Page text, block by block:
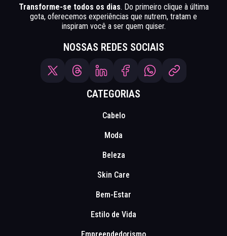
Transforme-se todos os dias. Do primeiro clique à última
gota, oferecemos experiências que nutrem, tratam e
inspiram você a ser quem quiser.
NOSSAS REDES SOCIAIS
CATEGORIAS
Cabelo
Moda
Beleza
Skin Care
Bem-Estar
Estilo de Vida